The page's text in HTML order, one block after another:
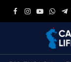
Facebook
Instagram
YouTube